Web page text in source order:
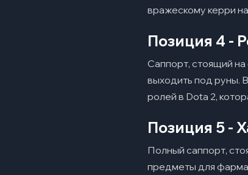
вражескому керри
Позиция 4 -
Саппорт, стоящий на
выходить под руны.
ролей в Dota 2,
Позиция 5 -
Полный саппорт,
предметы для